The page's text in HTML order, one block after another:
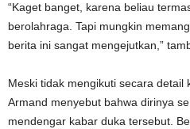
“Kaget banget, karena beliau
berolahraga. Tapi mungkin
berita ini sangat mengejutkan,”
Meski tidak mengikuti secara detail
Armand menyebut bahwa dirinya
mendengar kabar duka tersebut.